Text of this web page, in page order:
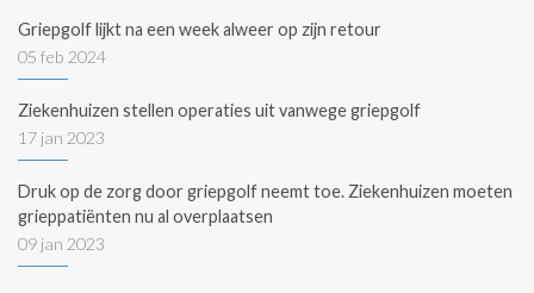
Griepgolf lijkt na een week alweer op zijn retour
05 feb 2024
Ziekenhuizen stellen operaties uit vanwege griepgolf
17 jan 2023
Druk op de zorg door griepgolf neemt toe. Ziekenhuizen moeten
grieppatiënten nu al overplaatsen
09 jan 2023